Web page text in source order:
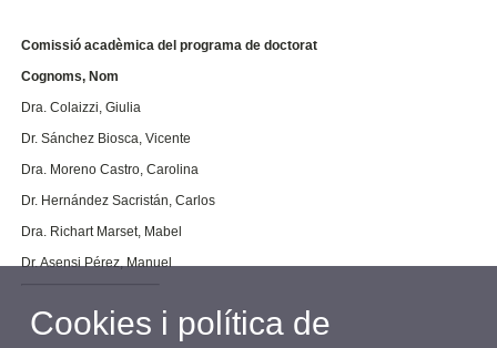
Comissió acadèmica del programa de doctorat
Cognoms, Nom
Dra. Colaizzi, Giulia
Dr. Sánchez Biosca, Vicente
Dra. Moreno Castro, Carolina
Dr. Hernández Sacristán, Carlos
Dra. Richart Marset, Mabel
Dr. Asensi Pérez, Manuel
Cookies i política de